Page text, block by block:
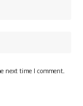
next time I comment.